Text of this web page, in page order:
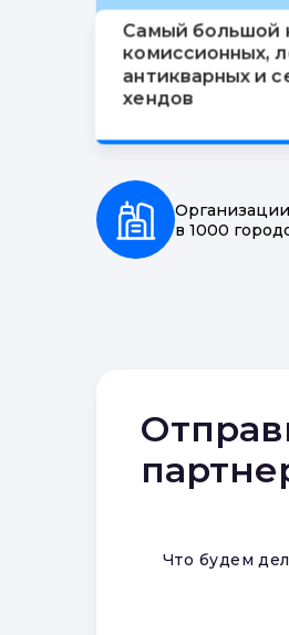
Самый большой
комиссионных,
антикварных и
хендов
Организации
в 1000
Что будем